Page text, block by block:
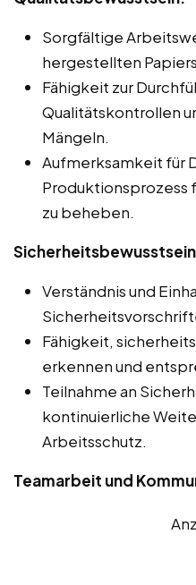
Sorgfältige
hergestellten
Fähigkeit zur
Qualitätskontrollen
Mängeln.
Aufmerksamkeit für
Produktionsprozess
zu beheben.
Verständnis und
Fähigkeit,
erkennen und
Teilnahme an
kontinuierliche
Arbeitsschutz.
Teamarbeit und